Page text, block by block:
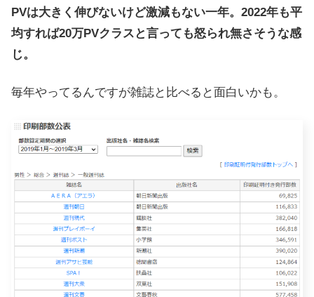
PVは大きく伸びないけど激減もない一年。2022年も平
均すれば20万PVクラスと言っても怒られ無さそうな感
じ。
毎年やってるんですが雑誌と比べると面白いかも。